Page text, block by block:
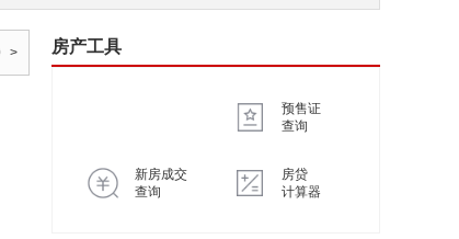
> 房产工具
预售证
查询
新房成交
查询
房贷
计算器